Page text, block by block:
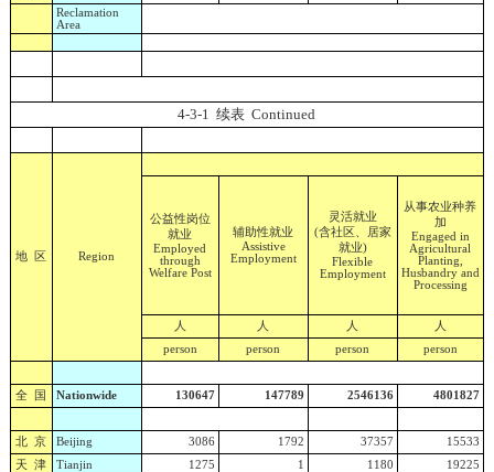
Reclamation
Area
4-3-1续表 Continued
地 区 Region
公益性岗位
就业
Employed
through
Welfare Post
辅助性就业
Assistive
Employment
灵活就业
(含社区、居家
就业)
Flexible
Employment
从事农业种养
加
Engaged in
Agricultural
Planting,
Husbandry and
Processing
人 人 人
人
person
person person person
全 国 Nationwide 130647 147789 2546136 4801827
北 京 Beijing 3086 1792 37357
15533
天 津
Tianjin 1275 1 1180
19225